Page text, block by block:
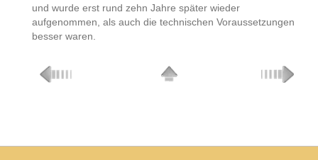
und wurde erst rund zehn Jahre später wieder
aufgenommen, als auch die technischen Voraussetzungen
besser waren.